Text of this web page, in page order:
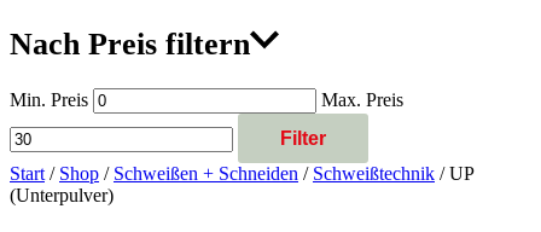
Nach Preis filtern
Min. Preis
Max. Preis
Filter
Start/ Shop / Schweißen + Schneiden / Schweißtechnik / UP
(Unterpulver)